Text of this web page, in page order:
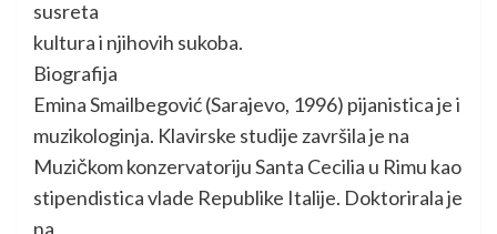
susreta
kultura i njihovih sukoba.
Biografija
Emina Smailbegović (Sarajevo, 1996) pijanistica je i
muzikologinja. Klavirske studije završila je na
Muzičkom konzervatoriju Santa Cecilia u Rimu kao
stipendistica vlade Republike Italije. Doktorirala je
na